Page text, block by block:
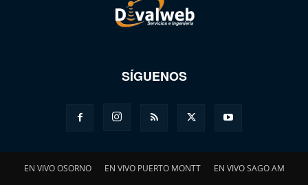
SÍGUENOS
EN VIVO OSORNO EN VIVO PUERTO MONTT EN VIVO SAGO AM